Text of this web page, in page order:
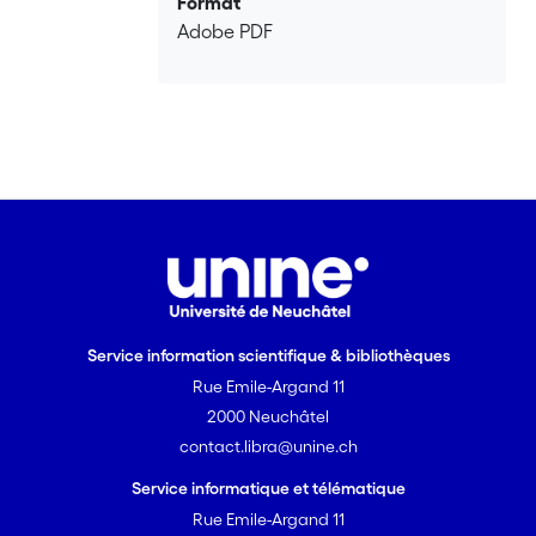
Adobe PDF
Service information scientifique & bibliothèques
Rue Emile-Argand 11
2000 Neuchâtel
contact.libra@unine.ch
Service informatique et télématique
Rue Emile-Argand 11